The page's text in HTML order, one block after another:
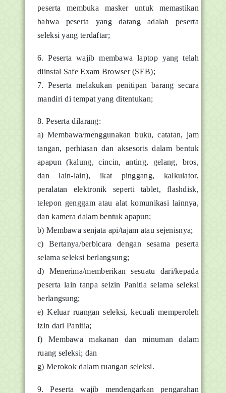
peserta membuka masker untuk memastikan
bahwa peserta yang datang adalah peserta
seleksi yang terdaftar;
6. Peserta wajib membawa laptop yang telah
diinstal Safe Exam Browser (SEB);
7. Peserta melakukan penitipan barang secara
mandiri di tempat yang ditentukan;
8. Peserta dilarang:
a) Membawa/menggunakan buku, catatan, jam
tangan, perhiasan dan aksesoris dalam bentuk
apapun (kalung, cincin, anting, gelang, bros,
dan lain-lain), ikat pinggang, kalkulator,
peralatan elektronik seperti tablet, flashdisk,
telepon genggam atau alat komunikasi lainnya,
dan kamera dalam bentuk apapun;
b) Membawa senjata api/tajam atau sejenisnya;
c) Bertanya/berbicara dengan sesama peserta
selama seleksi berlangsung;
d) Menerima/memberikan sesuatu dari/kepada
peserta lain tanpa seizin Panitia selama seleksi
berlangsung;
e) Keluar ruangan seleksi, kecuali memperoleh
izin dari Panitia;
f) Membawa makanan dan minuman dalam
ruang seleksi; dan
g) Merokok dalam ruangan seleksi.
9. Peserta wajib mendengarkan pengarahan